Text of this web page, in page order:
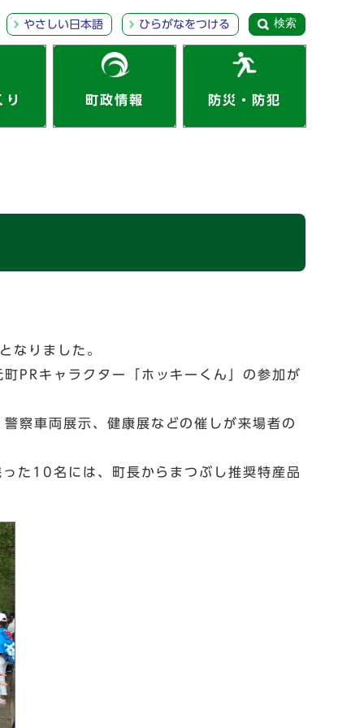
やさしい日本語 ひらがなをつける 検索
り 町政情報 防災・防犯
なりました。
PRキャラクター「ホッキーくん」の参加が
察車両展示、健康展などの催しが来場者の
た10名には、町長からまつぶし推奨特産品